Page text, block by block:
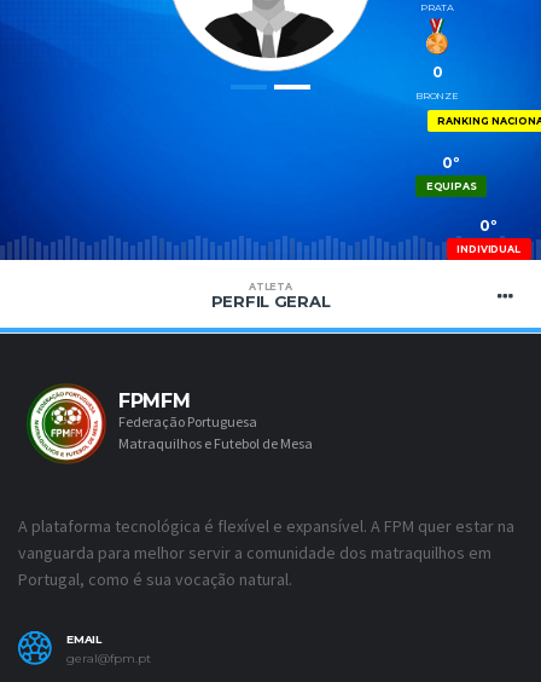
PRATA
0
BRONZE
RANKING
0º
EQUIPAS
0º
INDIVIDUAL
ATLETA
PERFIL GERAL
FPMFM
Federação Portuguesa
Matraquilhos e Futebol de Mesa
A plataforma tecnológica é flexível e expansível. A FPM quer estar na
vanguarda para melhor servir a comunidade dos matraquilhos em
Portugal, como é sua vocação natural.
EMAIL
geral@fpm.pt